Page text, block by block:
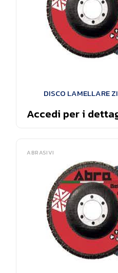
DISCO LAMELLARE
Accedi per i
ABRASIVI